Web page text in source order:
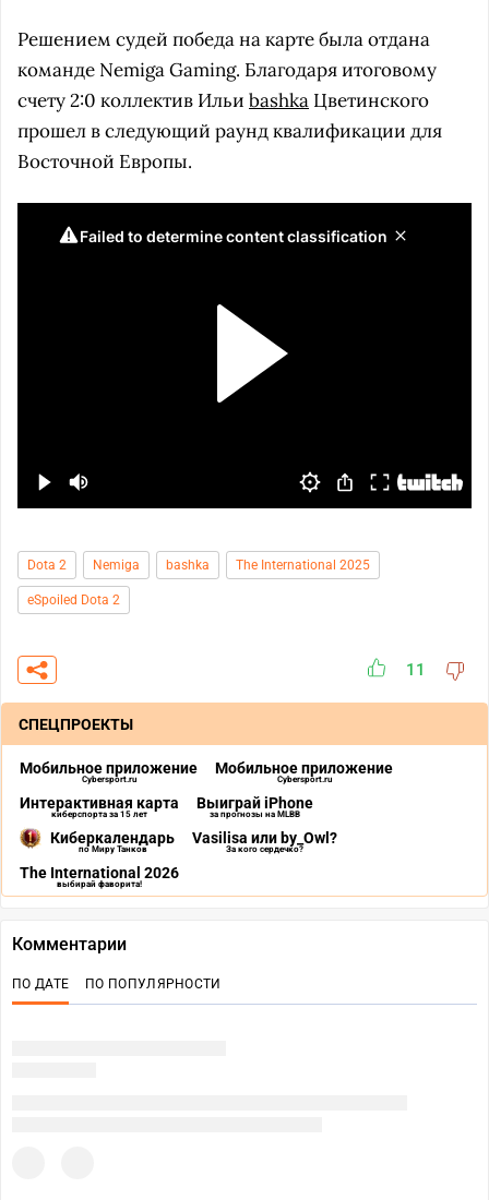
Решением судей победа на карте была отдана
команде Nemiga Gaming. Благодаря итоговому
счету 2:0 коллектив Ильи bashka Цветинского
прошел в следующий раунд квалификации для
Восточной Европы.
Dota 2 Nemiga bashka The International 2025
eSpoiled Dota 2
11
СПЕЦПРОЕКТЫ
Мобильное приложение
Cybersport.ru
Мобильное приложение
Cybersport.ru
Интерактивная карта
киберспорта за 15 лет
Выиграй iPhone
за прогнозы на MLBB
Киберкалендарь
по Миру Танков
Vasilisa или by_Owl?
За кого сердечко?
The International 2026
выбирай фаворита!
Комментарии
ПО ДАТЕ ПО ПОПУЛЯРНОСТИ